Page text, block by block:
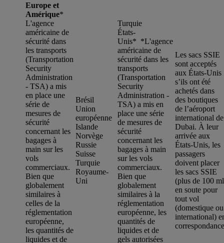
Europe et
Amérique*
L'agence
américaine de
sécurité dans
les transports
(Transportation
Security
Administration
- TSA) a mis
en place une
série de
mesures de
sécurité
concernant les
bagages à
main sur les
vols
commerciaux.
Bien que
globalement
similaires à
celles de la
réglementation
européenne,
les quantités de
liquides et de
Brésil
Union
européenne
Islande
Norvège
Russie
Suisse
Turquie
Royaume-
Uni
Turquie
États-
Unis* *L'agence
américaine de
sécurité dans les
transports
(Transportation
Security
Administration -
TSA) a mis en
place une série
de mesures de
sécurité
concernant les
bagages à main
sur les vols
commerciaux.
Bien que
globalement
similaires à la
réglementation
européenne, les
quantités de
liquides et de
gels autorisées
Les sacs SSIE
sont acceptés
aux États-Unis
s’ils ont été
achetés dans
des boutiques
de l’aéroport
international de
Dubai. À leur
arrivée aux
États-Unis, les
passagers
doivent placer
les sacs SSIE
(plus de 100
en soute pour
tout vol
(domestique ou
international)